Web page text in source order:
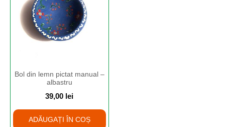
Bol din lemn pictat manual –
albastru
39,00 lei
ADĂUGAȚI ÎN COȘ